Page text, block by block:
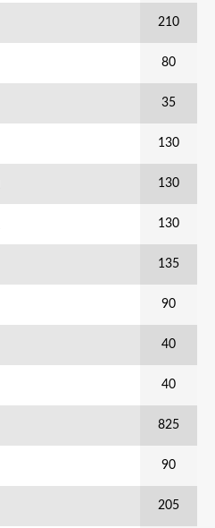
210
80
35
130
130
130
135
90
40
40
825
90
205